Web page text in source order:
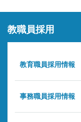
教職員採用
教育職員採用情報
事務職員採用情報